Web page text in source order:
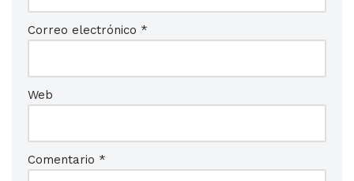
Correo electrónico *
Web
Comentario *